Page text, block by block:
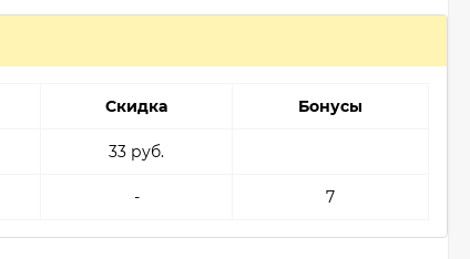
Скидка Бонусы
33 руб.
- 7